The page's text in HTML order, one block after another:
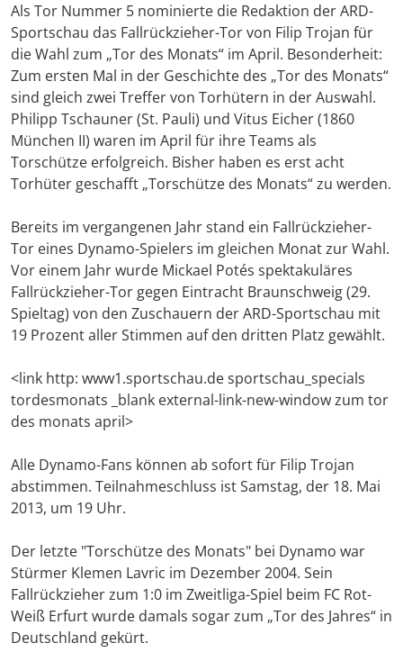
Als Tor Nummer 5 nominierte die Redaktion der ARD-
Sportschau das Fallrückzieher-Tor von Filip Trojan für
die Wahl zum „Tor des Monats“ im April. Besonderheit:
Zum ersten Mal in der Geschichte des „Tor des Monats“
sind gleich zwei Treffer von Torhütern in der Auswahl.
Philipp Tschauner (St. Pauli) und Vitus Eicher (1860
München II) waren im April für ihre Teams als
Torschütze erfolgreich. Bisher haben es erst acht
Torhüter geschafft „Torschütze des Monats“ zu werden.
Bereits im vergangenen Jahr stand ein Fallrückzieher-
Tor eines Dynamo-Spielers im gleichen Monat zur Wahl.
Vor einem Jahr wurde Mickael Potés spektakuläres
Fallrückzieher-Tor gegen Eintracht Braunschweig (29.
Spieltag) von den Zuschauern der ARD-Sportschau mit
19 Prozent aller Stimmen auf den dritten Platz gewählt.
<link http: www1.sportschau.de sportschau_specials
tordesmonats _blank external-link-new-window zum tor
des monats april>
Alle Dynamo-Fans können ab sofort für Filip Trojan
abstimmen. Teilnahmeschluss ist Samstag, der 18. Mai
2013, um 19 Uhr.
Der letzte "Torschütze des Monats" bei Dynamo war
Stürmer Klemen Lavric im Dezember 2004. Sein
Fallrückzieher zum 1:0 im Zweitliga-Spiel beim FC Rot-
Weiß Erfurt wurde damals sogar zum „Tor des Jahres“ in
Deutschland gekürt.